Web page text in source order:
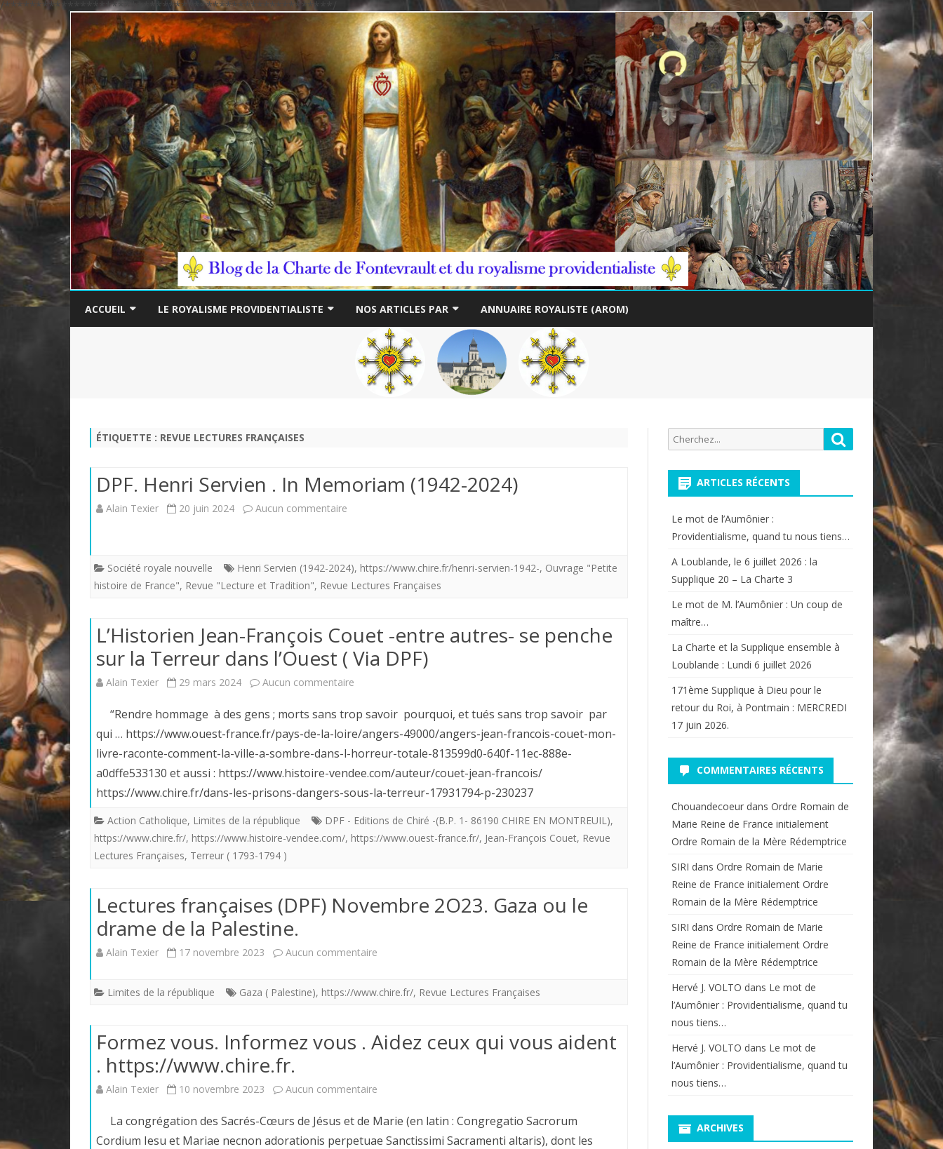
/****************************************************/
to
ACCUEIL LE ROYALISME PROVIDENTIALISTE NOS ARTICLES PAR
THÉME
AUTEUR
ANNUAIRE ROYALISTE (AROM)
ÉTIQUETTE : REVUE LECTURES FRANÇAISES
DPF. Henri Servien . In Memoriam (1942-2024)
Alain Texier 20 juin 2024 Aucun commentaire
Servien
In
Memoriam
(1942-
Société royale nouvelle Henri Servien (1942-2024), https://www.chire.fr/henri-servien-1942-, Ouvrage "Petite
histoire de France", Revue "Lecture et Tradition", Revue Lectures Françaises
L’Historien Jean-François Couet -entre autres- se penche
sur la Terreur dans l’Ouest ( Via DPF)
Alain Texier 29 mars 2024 Aucun commentaire
Jean-
François
Couet
entre
penche
la
dans
(
“Rendre hommage à des gens ; morts sans trop savoir pourquoi, et tués sans trop savoir par
qui … https://www.ouest-france.fr/pays-de-la-loire/angers-49000/angers-jean-francois-couet-mon-
livre-raconte-comment-la-ville-a-sombre-dans-l-horreur-totale-813599d0-640f-11ec-888e-
a0dffe533130 et aussi : https://www.histoire-vendee.com/auteur/couet-jean-francois/
https://www.chire.fr/dans-les-prisons-dangers-sous-la-terreur-17931794-p-230237
Action Catholique, Limites de la république DPF - Editions de Chiré -(B.P. 1- 86190 CHIRE EN MONTREUIL),
https://www.chire.fr/, https://www.histoire-vendee.com/, https://www.ouest-france.fr/, Jean-François Couet, Revue
Lectures Françaises, Terreur ( 1793-1794 )
Lectures françaises (DPF) Novembre 2O23. Gaza ou le
drame de la Palestine.
Alain Texier 17 novembre 2023 Aucun commentaire
françaises
Novembre
ou
Limites de la république Gaza ( Palestine), https://www.chire.fr/, Revue Lectures Françaises
Formez vous. Informez vous . Aidez ceux qui vous aident
. https://www.chire.fr.
Alain Texier 10 novembre 2023 Aucun commentaire
vous.
La congrégation des Sacrés-Cœurs de Jésus et de Marie (en latin : Congregatio Sacrorum
Cordium Iesu et Mariae necnon adorationis perpetuae Sanctissimi Sacramenti altaris), dont les
Recherche
pour:
Rechercher
ARTICLES RÉCENTS
Le mot de l’Aumônier :
Providentialisme, quand tu nous tiens…
A Loublande, le 6 juillet 2026 : la
Supplique 20 – La Charte 3
Le mot de M. l’Aumônier : Un coup de
maître…
La Charte et la Supplique ensemble à
Loublande : Lundi 6 juillet 2026
171ème Supplique à Dieu pour le
retour du Roi, à Pontmain : MERCREDI
17 juin 2026.
COMMENTAIRES RÉCENTS
Chouandecoeurdans Ordre Romain de
Marie Reine de France initialement
Ordre Romain de la Mère Rédemptrice
SIRI dans Ordre Romain de Marie
Reine de France initialement Ordre
Romain de la Mère Rédemptrice
SIRI dans Ordre Romain de Marie
Reine de France initialement Ordre
Romain de la Mère Rédemptrice
Hervé J. VOLTO dans Le mot de
l’Aumônier : Providentialisme, quand tu
nous tiens…
Hervé J. VOLTO dans Le mot de
l’Aumônier : Providentialisme, quand tu
nous tiens…
ARCHIVES